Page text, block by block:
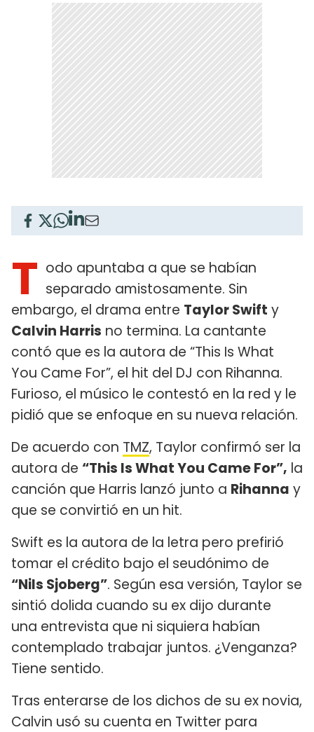
T odo apuntaba a que se habían
separado amistosamente. Sin
embargo, el drama entre Taylor Swift y
Calvin Harris no termina. La cantante
contó que es la autora de “This Is What
You Came For”, el hit del DJ con Rihanna.
Furioso, el músico le contestó en la red y le
pidió que se enfoque en su nueva relación.
De acuerdo con TMZ, Taylor confirmó ser la
autora de “This Is What You Came For”, la
canción que Harris lanzó junto a Rihanna y
que se convirtió en un hit.
Swift es la autora de la letra pero prefirió
tomar el crédito bajo el seudónimo de
“Nils Sjoberg”. Según esa versión, Taylor se
sintió dolida cuando su ex dijo durante
una entrevista que ni siquiera habían
contemplado trabajar juntos. ¿Venganza?
Tiene sentido.
Tras enterarse de los dichos de su ex novia,
Calvin usó su cuenta en Twitter para